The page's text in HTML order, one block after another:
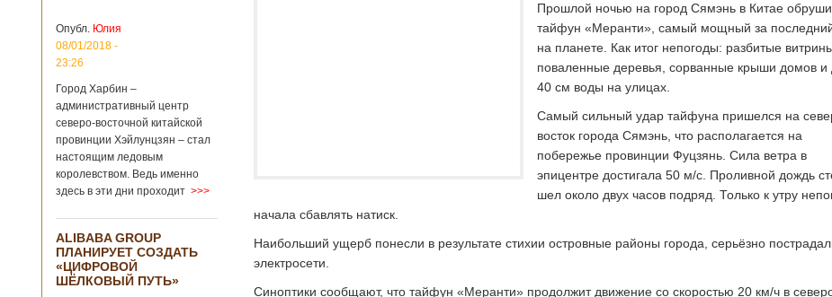
Опубл. Юлия
08/01/2018 -
23:26
Город Харбин –
административный центр
северо-восточной китайской
провинции Хэйлунцзян – стал
настоящим ледовым
королевством. Ведь именно
здесь в эти дни проходит >>>
ALIBABA GROUP
ПЛАНИРУЕТ СОЗДАТЬ
«ЦИФРОВОЙ
ШЁЛКОВЫЙ ПУТЬ»
Прошлой ночью на город Сямэнь в Китае
тайфун «Меранти», самый мощный за
на планете. Как итог непогоды: разбитые
поваленные деревья, сорванные крыши домов и
40 см воды на улицах.
Самый сильный удар тайфуна пришелся на
восток города Сямэнь, что располагается на
побережье провинции Фуцзянь. Сила ветра в
эпицентре достигала 50 м/с. Проливной дождь
шел около двух часов подряд. Только к утру
начала сбавлять натиск.
Наибольший ущерб понесли в результате стихии островные районы города, серьёзно
электросети.
Синоптики сообщают, что тайфун «Меранти» продолжит движение со скоростью 20 км/ч в